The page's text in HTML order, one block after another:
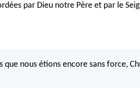
par Dieu notre Père et par le
nous étions encore sans force,